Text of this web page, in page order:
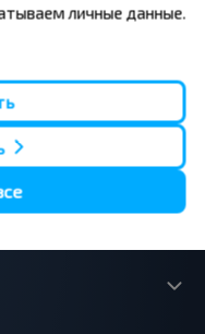
- Барановичи
личные данные.